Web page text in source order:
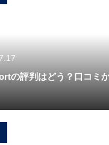
の評判はどう？口コミ